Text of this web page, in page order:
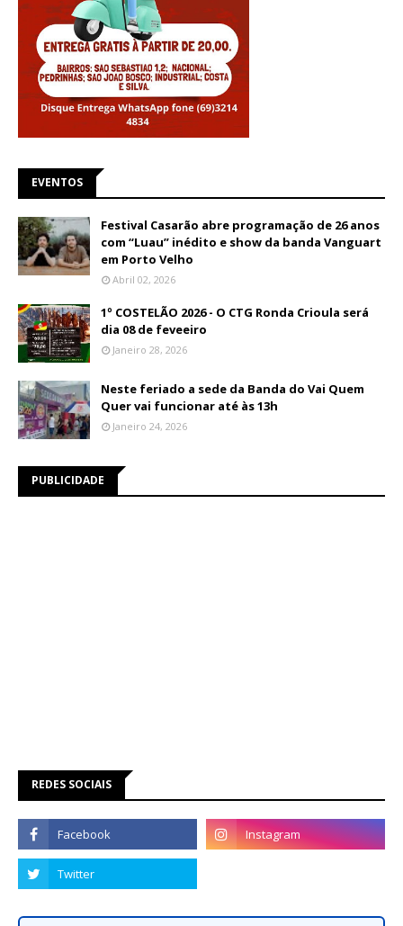
EVENTOS
Festival Casarão abre programação de 26 anos
com “Luau” inédito e show da banda Vanguart
em Porto Velho
Abril 02, 2026
1º COSTELÃO 2026 - O CTG Ronda Crioula será
dia 08 de feveeiro
Janeiro 28, 2026
Neste feriado a sede da Banda do Vai Quem
Quer vai funcionar até às 13h
Janeiro 24, 2026
PUBLICIDADE
REDES SOCIAIS